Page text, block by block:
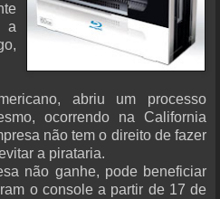
a
abriu um processo
ocorrendo na California
não tem o direito de fazer
a pirataria.
não ganhe, pode beneficiar
o console a partir de 17 de